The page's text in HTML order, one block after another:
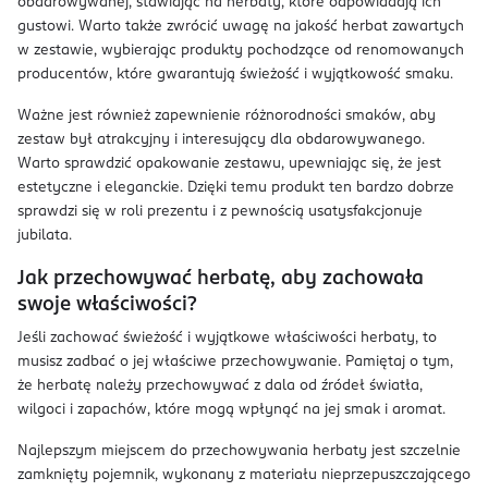
gustowi. Warto także zwrócić uwagę na jakość herbat zawartych
w zestawie, wybierając produkty pochodzące od renomowanych
producentów, które gwarantują świeżość i wyjątkowość smaku.
Ważne jest również zapewnienie różnorodności smaków, aby
zestaw był atrakcyjny i interesujący dla obdarowywanego.
Warto sprawdzić opakowanie zestawu, upewniając się, że jest
estetyczne i eleganckie. Dzięki temu produkt ten bardzo dobrze
sprawdzi się w roli prezentu i z pewnością usatysfakcjonuje
jubilata.
Jak przechowywać herbatę, aby zachowała
swoje właściwości?
Jeśli zachować świeżość i wyjątkowe właściwości herbaty, to
musisz zadbać o jej właściwe przechowywanie. Pamiętaj o tym,
że herbatę należy przechowywać z dala od źródeł światła,
wilgoci i zapachów, które mogą wpłynąć na jej smak i aromat.
Najlepszym miejscem do przechowywania herbaty jest szczelnie
zamknięty pojemnik, wykonany z materiału nieprzepuszczającego